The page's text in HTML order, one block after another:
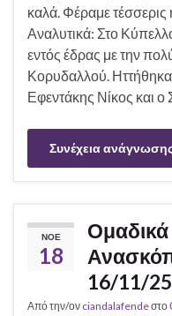
καλά. Φέραμε τέσσερις
Αναλυτικά: Στο
εντός έδρας με την
Κορυδαλλού.
Εφεντάκης Νίκος και ο
Συνέχεια
ΝΟΈ
18
16/11/25
Από την/ον ciandalafendeστο